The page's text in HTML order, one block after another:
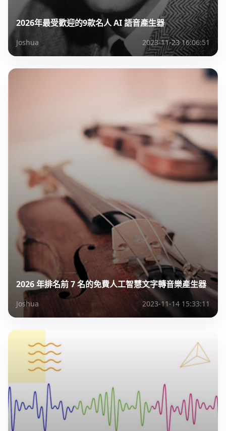
2026年最受歡迎的9款名人 AI 語音產生器
Joshua 2023-11-23 16:06:51
2026 年排名前 7 名的免費人工智慧文字轉音樂產生器
Joshua 2023-11-14 15:33:11